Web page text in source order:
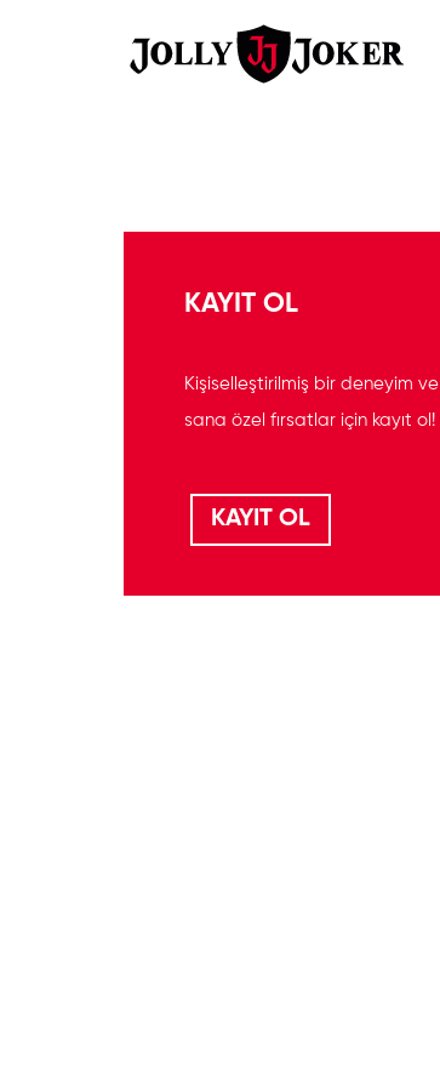
KAYIT OL
Kişiselleştirilmiş bir deneyim ve
sana özel fırsatlar için kayıt ol!
KAYIT OL